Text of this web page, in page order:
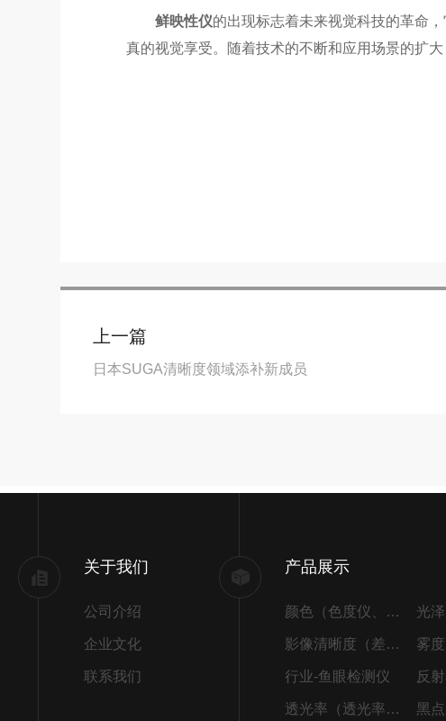
鲜映性仪的出现标志着未来视觉科技的革命
真的视觉享受。随着技术的不断和应用场景的扩
上一篇
日本SUGA清晰度领域添补新成员
关于我们
公司介绍
企业文化
联系我们
产品展示
颜色（色度仪、色差仪）
影像清晰度（差别） 雾
行业-鱼眼检测仪 反
透光率（透光率检测仪）